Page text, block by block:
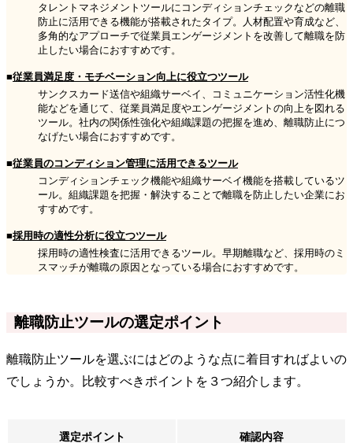
タレントマネジメントツールにコンディションチェックなどの離職
防止に活用できる機能が搭載されたタイプ。人材配置や育成など、
多角的なアプローチで従業員エンゲージメントを改善して離職を防
止したい場合におすすめです。
■従業員満足度・モチベーション向上に役立つツール
サンクスカード送信や組織サーベイ、コミュニケーション活性化機
能などを通じて、従業員満足度やエンゲージメントの向上を図れる
ツール。社内の関係性強化や組織課題の把握を進め、離職防止につ
なげたい場合におすすめです。
■従業員のコンディション管理に活用できるツール
コンディションチェック機能や組織サーベイ機能を搭載しているツ
ール。組織課題を把握・解決することで離職を防止したい企業にお
すすめです。
■採用時の適性分析に役立つツール
採用時の適性検査に活用できるツール。早期離職など、採用時のミ
スマッチが離職の原因となっている場合におすすめです。
離職防止ツールの選定ポイント
離職防止ツールを選ぶにはどのような点に着目すればよいの
でしょうか。比較すべきポイントを３つ紹介します。
選定ポイント 確認内容